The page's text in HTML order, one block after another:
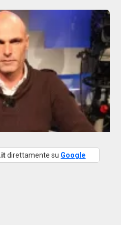
direttamente su Google